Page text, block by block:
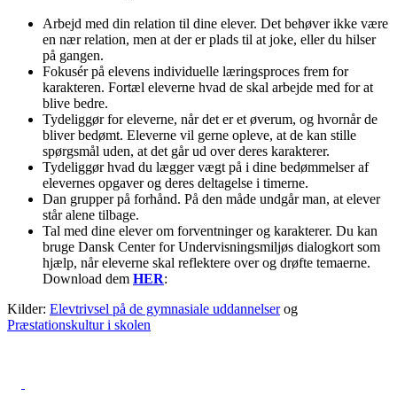
Arbejd med din relation til dine elever. Det behøver ikke være
en nær relation, men at der er plads til at joke, eller du hilser
på gangen.
Fokusér på elevens individuelle læringsproces frem for
karakteren. Fortæl eleverne hvad de skal arbejde med for at
blive bedre.
Tydeliggør for eleverne, når det er et øverum, og hvornår de
bliver bedømt. Eleverne vil gerne opleve, at de kan stille
spørgsmål uden, at det går ud over deres karakterer.
Tydeliggør hvad du lægger vægt på i dine bedømmelser af
elevernes opgaver og deres deltagelse i timerne.
Dan grupper på forhånd. På den måde undgår man, at elever
står alene tilbage.
Tal med dine elever om forventninger og karakterer. Du kan
bruge Dansk Center for Undervisningsmiljøs dialogkort som
hjælp, når eleverne skal reflektere over og drøfte temaerne.
Download dem HER:
Kilder: Elevtrivsel på de gymnasiale uddannelserog
Præstationskultur i skolen